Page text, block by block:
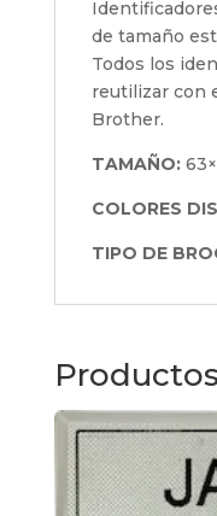
de tamaño
Todos los
reutilizar con
Brother.
TAMAÑO:
COLORES
TIPO DE